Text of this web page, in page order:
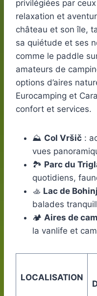
privilégiées par
relaxation et
château et son île,
sa quiétude et ses
comme le paddle
amateurs de
options d’aires
Eurocamping et
confort et services.
⛰️ Col Vršič :
vues
🏞️ Parc du
quotidiens,
🚣 Lac de Bohinj
balades
🏕️ Aires de
la vanlife et
LOCALISATION